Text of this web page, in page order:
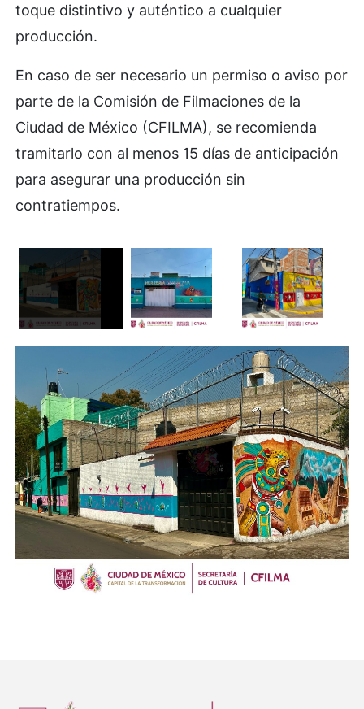
toque distintivo y auténtico a cualquier
producción.
En caso de ser necesario un permiso o aviso por
parte de la Comisión de Filmaciones de la
Ciudad de México (CFILMA), se recomienda
tramitarlo con al menos 15 días de anticipación
para asegurar una producción sin
contratiempos.